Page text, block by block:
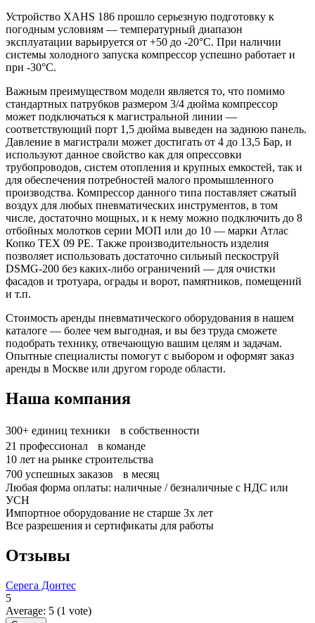
Устройство XAHS 186 прошло серьезную подготовку к
погодным условиям — температурный диапазон
эксплуатации варьируется от +50 до -20°С. При наличии
системы холодного запуска компрессор успешно работает и
при -30°С.
Важным преимуществом модели является то, что помимо
стандартных патрубков размером 3/4 дюйма компрессор
может подключаться к магистральной линии —
соответствующий порт 1,5 дюйма выведен на заднюю панель.
Давление в магистрали может достигать от 4 до 13,5 Бар, и
используют данное свойство как для опрессовки
трубопроводов, систем отопления и крупных емкостей, так и
для обеспечения потребностей малого промышленного
производства. Компрессор данного типа поставляет сжатый
воздух для любых пневматических инструментов, в том
числе, достаточно мощных, и к нему можно подключить до 8
отбойных молотков серии МОП или до 10 — марки Атлас
Копко TEX 09 PE. Также производительность изделия
позволяет использовать достаточно сильный пескоструй
DSMG-200 без каких-либо ограничений — для очистки
фасадов и тротуара, ограды и ворот, памятников, помещений
и т.п.
Стоимость аренды пневматического оборудования в нашем
каталоге — более чем выгодная, и вы без труда сможете
подобрать технику, отвечающую вашим целям и задачам.
Опытные специалисты помогут с выбором и оформят заказ
аренды в Москве или другом городе области.
Наша компания
300+ единиц техники в собственности
21 профессионал в команде
10 лет на рынке строительства
700 успешных заказов в месяц
Любая форма оплаты: наличные / безналичные с НДС или
УСН
Импортное оборудование не старше 3х лет
Все разрешения и сертификаты для работы
Отзывы
Серега Донтес
5
Average: 5 (1 vote)